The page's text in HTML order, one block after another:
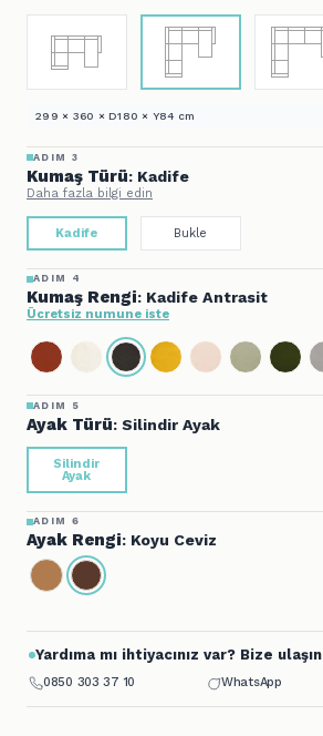
299 × 360 × D180 × Y84 cm
ADIM 3
Kumaş Türü: Kadife
Daha fazla bilgi edin
Kadife Bukle
ADIM 4
Kumaş Rengi: Kadife Antrasit
Ücretsiz numune iste
ADIM 5
Ayak Türü: Silindir Ayak
Silindir
Ayak
ADIM 6
Ayak Rengi: Koyu Ceviz
Yardıma mı ihtiyacınız var? Bize ulaşın
0850 303 37 10 WhatsApp